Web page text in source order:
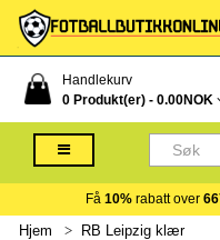
Handlekurv
0 Produkt(er) - 0.00NOK
Få 10% rabatt over
Hjem RB Leipzig klær